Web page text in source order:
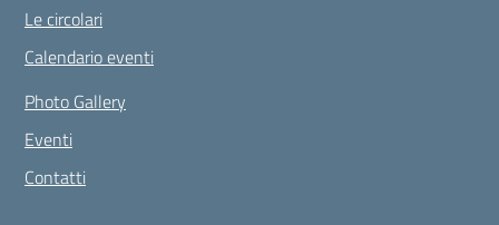
Le circolari
Calendario eventi
Photo Gallery
Eventi
Contatti